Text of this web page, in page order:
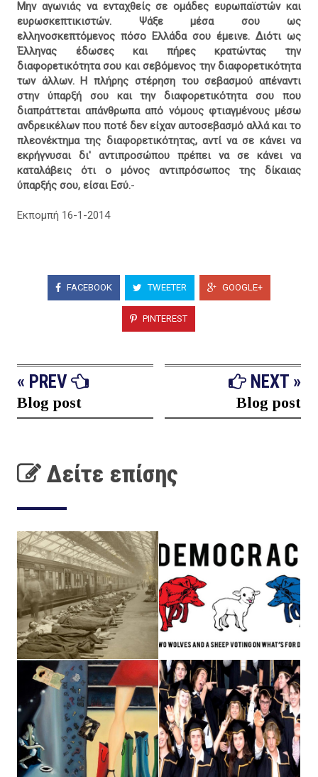
Μην αγωνιάς να ενταχθείς σε ομάδες ευρωπαϊστών και
ευρωσκεπτικιστών. Ψάξε μέσα σου ως
ελληνοσκεπτόμενος πόσο Ελλάδα σου έμεινε. Διότι ως
Έλληνας έδωσες και πήρες κρατώντας την
διαφορετικότητα σου και σεβόμενος την διαφορετικότητα
των άλλων. Η πλήρης στέρηση του σεβασμού απέναντι
στην ύπαρξή σου και την διαφορετικότητα σου που
διαπράττεται απάνθρωπα από νόμους φτιαγμένους μέσω
ανδρεικέλων που ποτέ δεν είχαν αυτοσεβασμό αλλά και το
πλεονέκτημα της διαφορετικότητας, αντί να σε κάνει να
εκρήγνυσαι δι' αντιπροσώπου πρέπει να σε κάνει να
καταλάβεις ότι ο μόνος αντιπρόσωπος της δίκαιας
ύπαρξής σου, είσαι Εσύ.-
Εκπομπή 16-1-2014
FACEBOOK TWEETER GOOGLE+
PINTEREST
« PREV
Blog post
NEXT »
Blog post
Δείτε επίσης